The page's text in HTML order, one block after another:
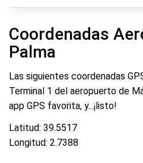
Coordenadas
Palma
Las siguientes coordenadas
Terminal 1 del aeropuerto de
app GPS favorita, y...¡listo!
Latitud: 39.5517
Longitud: 2.7388